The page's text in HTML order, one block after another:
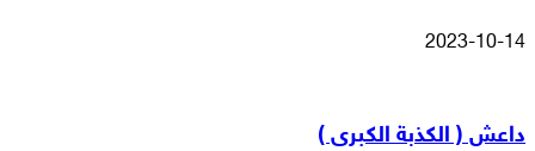
2023-10-14
داعش ( الكذبة الكبرى )